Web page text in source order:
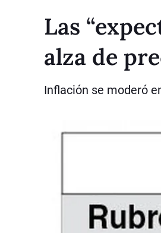
Las
alza de
Inflación se moderó